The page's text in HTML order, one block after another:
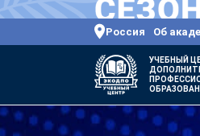
Россия Об
УЧЕБНЫЙ